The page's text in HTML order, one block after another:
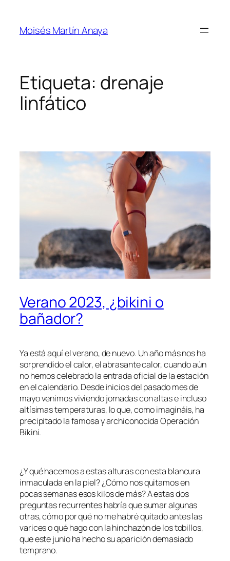
contenido
Moisés Martín Anaya
Etiqueta: drenaje
linfático
Verano 2023, ¿bikini o
bañador?
Ya está aquí el verano, de nuevo. Un año más nos ha
sorprendido el calor, el abrasante calor, cuando aún
no hemos celebrado la entrada oficial de la estación
en el calendario. Desde inicios del pasado mes de
mayo venimos viviendo jornadas con altas e incluso
altísimas temperaturas, lo que, como imagináis, ha
precipitado la famosa y archiconocida Operación
Bikini.
¿Y qué hacemos a estas alturas con esta blancura
inmaculada en la piel? ¿Cómo nos quitamos en
pocas semanas esos kilos de más? A estas dos
preguntas recurrentes habría que sumar algunas
otras, cómo por qué no me habré quitado antes las
varices o qué hago con la hinchazón de los tobillos,
que este junio ha hecho su aparición demasiado
temprano.